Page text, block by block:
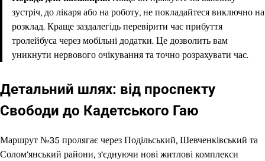
зустріч, до лікаря або на роботу, не покладайтеся виключно на
розклад. Краще заздалегідь перевірити час прибуття
тролейбуса через мобільні додатки. Це дозволить вам
уникнути нервового очікування та точно розрахувати час.
Детальний шлях: від проспекту
Свободи до Кадетського Гаю
Маршрут №35 пролягає через Подільський, Шевченківський та
Солом’янський райони, з’єднуючи нові житлові комплекси